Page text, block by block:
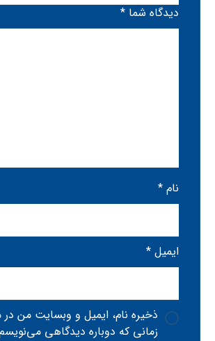
دیدگاه شما*
نام*
ایمیل*
ذخیره نام، ایمیل و وبسایت من در
زمانی که دوباره دیدگاهی